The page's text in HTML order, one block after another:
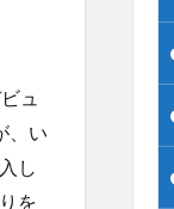
ュ
、い
し
を